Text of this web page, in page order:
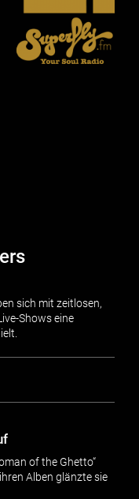
sich mit zeitlosen,
Shows eine
of the Ghetto“
Alben glänzte sie